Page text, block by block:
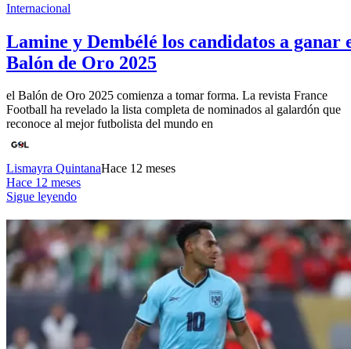
Internacional
Lamine y Dembélé los candidatos a ganar
Balón de Oro 2025
el Balón de Oro 2025 comienza a tomar forma. La revista France
Football ha revelado la lista completa de nominados al galardón que
reconoce al mejor futbolista del mundo en
Lismayra QuintanaHace 12 meses
Hace 12 meses
Sigue leyendo